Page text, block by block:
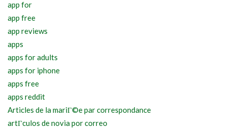
app for
app free
app reviews
apps
apps for adults
apps for iphone
apps free
apps reddit
Articles de la mariГ©e par correspondance
artГ­culos de novia por correo